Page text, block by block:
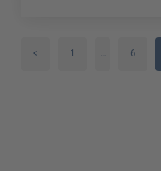
< 1 … 6